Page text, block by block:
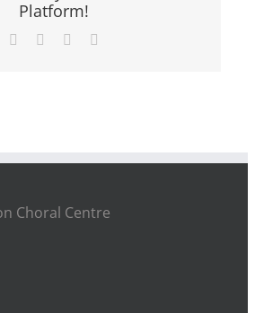
Platform!
Facebook LinkedIn